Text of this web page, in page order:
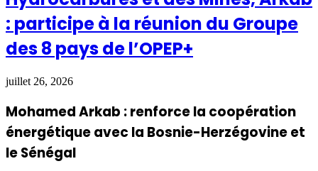
: participe à la réunion du Groupe
des 8 pays de l’OPEP+
juillet 26, 2026
Mohamed Arkab : renforce la coopération
énergétique avec la Bosnie-Herzégovine et
le Sénégal